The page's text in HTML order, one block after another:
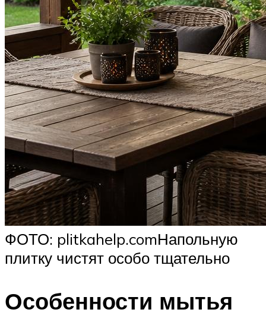
ФОТО: plitkahelp.comНапольную
плитку чистят особо тщательно
Особенности мытья